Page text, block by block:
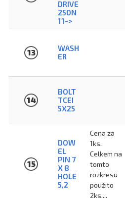
DRIVE
250N
11->
13
WASH
ER
14
BOLT
TCEI
5X25
15
DOW
EL
PIN 7
X 8
HOLE
5,2
Cena za
1ks.
Celkem na
tomto
rozkresu
použito
2ks....